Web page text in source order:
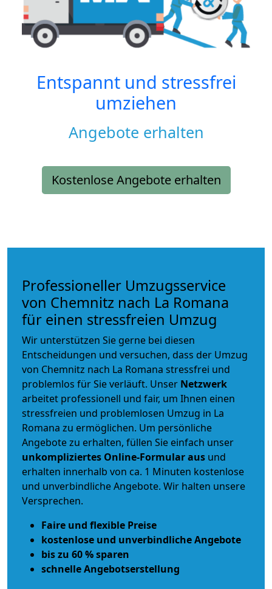
Entspannt und stressfrei
umziehen
Angebote erhalten
Kostenlose Angebote erhalten
Professioneller Umzugsservice
von Chemnitz nach La Romana
für einen stressfreien Umzug
Wir unterstützen Sie gerne bei diesen
Entscheidungen und versuchen, dass der Umzug
von Chemnitz nach La Romana stressfrei und
problemlos für Sie verläuft. Unser Netzwerk
arbeitet professionell und fair, um Ihnen einen
stressfreien und problemlosen Umzug in La
Romana zu ermöglichen. Um persönliche
Angebote zu erhalten, füllen Sie einfach unser
unkompliziertes Online-Formular aus und
erhalten innerhalb von ca. 1 Minuten kostenlose
und unverbindliche Angebote. Wir halten unsere
Versprechen.
Faire und flexible Preise
kostenlose und unverbindliche Angebote
bis zu 60 % sparen
schnelle Angebotserstellung